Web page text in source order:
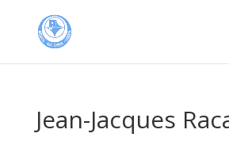
Jean-Jacques